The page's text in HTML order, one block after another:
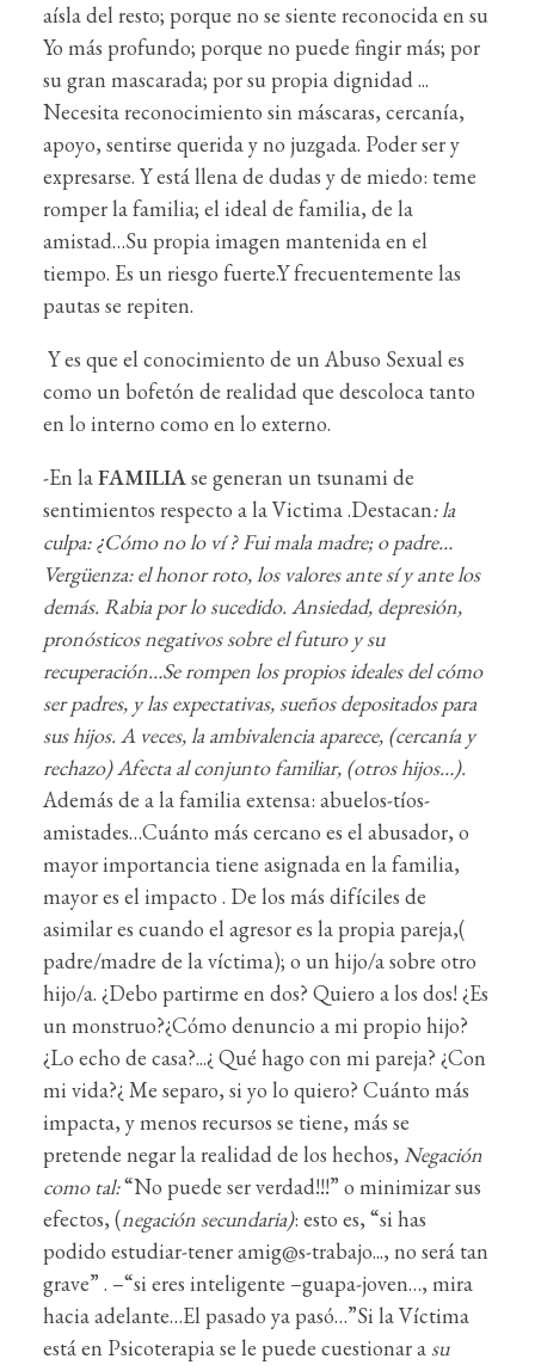
aísla del resto; porque no se siente reconocida en su
Yo más profundo; porque no puede fingir más; por
su gran mascarada; por su propia dignidad ...
Necesita reconocimiento sin máscaras, cercanía,
apoyo, sentirse querida y no juzgada. Poder ser y
expresarse. Y está llena de dudas y de miedo: teme
romper la familia; el ideal de familia, de la
amistad…Su propia imagen mantenida en el
tiempo. Es un riesgo fuerte.Y frecuentemente las
pautas se repiten.
Y es que el conocimiento de un Abuso Sexual es
como un bofetón de realidad que descoloca tanto
en lo interno como en lo externo.
-En laFAMILIAse generan un tsunami de
sentimientos respecto a la Victima .Destacan: la
culpa: ¿Cómo no lo ví ? Fui mala madre; o padre…
Vergüenza: el honor roto, los valores ante sí y ante los
demás. Rabia por lo sucedido. Ansiedad, depresión,
pronósticos negativos sobre el futuro y su
recuperación…Se rompen los propios ideales del cómo
ser padres, y las expectativas, sueños depositados para
sus hijos. A veces, la ambivalencia aparece, (cercanía y
rechazo) Afecta al conjunto familiar, (otros hijos…).
Además de a la familia extensa: abuelos-tíos-
amistades…Cuánto más cercano es el abusador, o
mayor importancia tiene asignada en la familia,
mayor es el impacto . De los más difíciles de
asimilar es cuando el agresor es la propia pareja,(
padre/madre de la víctima); o un hijo/a sobre otro
hijo/a. ¿Debo partirme en dos? Quiero a los dos! ¿Es
un monstruo?¿Cómo denuncio a mi propio hijo?
¿Lo echo de casa?...¿ Qué hago con mi pareja? ¿Con
mi vida?¿ Me separo, si yo lo quiero? Cuánto más
impacta, y menos recursos se tiene, más se
pretende negar la realidad de los hechos, Negación
como tal:“No puede ser verdad!!!” o minimizar sus
efectos, (negación secundaria): esto es, “si has
podido estudiar-tener amig@s-trabajo..., no será tan
grave” . –“si eres inteligente –guapa-joven…, mira
hacia adelante…El pasado ya pasó…”Si la Víctima
está en Psicoterapia se le puede cuestionar a su